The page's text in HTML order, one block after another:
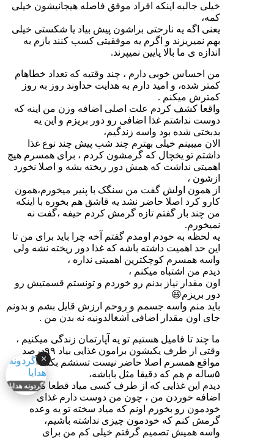
خیلی جالبه اینکه افراد موفق فاصله هیجانیشون خیلی
کمه،
یعنی اگه یه نارحتی براشون پیش بیاد یا شکستی خیلی
بهم نمیریزند و اگرم یه موفقیتی کسب کنند بازم به
اندازه ی ما بالا پایین نمیپرند.
من احساس خوبی دارم ، چند وقتیه که تعداد خطاهام
کمتر شده، و امید دارم به هدایت خداوند روز به روز
کمترش میکنم .
واقعا کشف کردم علت اصلی اضافه وزن من اینه که
دوست نداشتم غذا اضافی رو دور بریزم و این یه
بدبختی شده بود واسه زندگیم،
الان میبینم خیلی بهترم چند شب پیش چند نوع غذا
داشتم تو یخچال که گرمشون کردم ، برای همسرم هیچ
اهمیتی نداشت که همش دور ریخته بشه و اصلا نخورد
ازشون ،
از همون اولش گفت من سنگک با پنیر میخورم،همون
کارو کرد اصلا حاضر نشد یه قاشق هم بخوره با اینکه
من چند بار گفتم تازه گرمش کردم حیفه ،گفت نه
نمیخورم.
یه لحظه به خودم اومدم گفتم آخه چرا باید برای من تا
این حد اهمیت داشته باشه که غذا دور ریخته نشه ولی
واسه همسرم کوچکترین اهمیتی نداره ،
دیدم من اشتباه میکنم ،
اون مقدار نیاز بدنم رو خوردم و تونستم قسمتیش رو
دور بریزم😃
باید منم واسه جسمم و روحم ارزش قایل بشم و بدونم
جای اون مقدار اضافی آشغالدونیه نه بدن من .
ما چند تا فامیل هستیم تو یه آپارتمان زندگی میکنیم ،
وقتی از طرف یکیشون برامون غذایی بیاد ۹۹درصد
مواقع همسرم اصلا حاضر نیست تستشم بکنه دختر
۵ساله م هم که دقیقا مثل باباشه،
دیدم این غذایی که از طرف کسی میاد قطعا میشه
اضافه خوردن من ، چون من دوست دارم غذای
خودمون رو بخورم اونم که میاد سخته تو یه وعده
گرمش کنم که خودمون چیزی نداشته باشیم،
واسه همیش تصمیم گرفتم خیلی کم من برای
×
گردونه هدایا